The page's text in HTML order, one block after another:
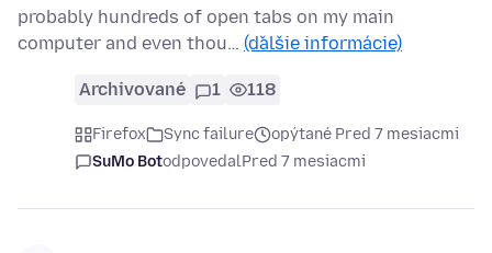
probably hundreds of open tabs on my main
computer and even thou… (ďalšie informácie)
Archivované 1 118
Firefox Sync failure
opýtané Pred 7 mesiacmi
SuMo BotodpovedalPred 7 mesiacmi